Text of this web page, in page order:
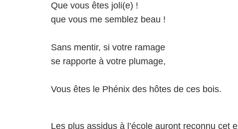
Que vous êtes joli(e) !
que vous me semblez beau !
Sans mentir, si votre ramage
se rapporte à votre plumage,
Vous êtes le Phénix des hôtes de ces bois.
Les plus assidus à l’école auront reconnu cet